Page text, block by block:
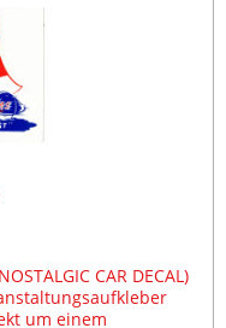
CAR DECAL)
um einem